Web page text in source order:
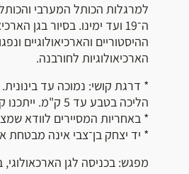
למרגלות הכותל המערבי
ה־19 ועד ימינו. בסיור בגן
ההיסטוריים והארכיאולוגיים
הארכיאולוגיות לחורבנה.
* דרגת קושי: נמוכה עד בינונית.
הליכה בטבע עד 5 ק"מ. ייתכנו קטעי אתגר קלים.
* באחריות המסיירים לוודא
* יד יצחק בן־צבי אינה
מפגש: בכניסה לגן